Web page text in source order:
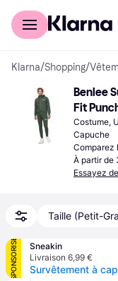
Acheter avec Klarna
Klarna/Shopping/
Benlee
Fit
Costume,
Capuche
Comparez
À partir de
Essayez
Taille (Petit-
SPONSORISÉ
Sneakin
Livraison 6,99 €